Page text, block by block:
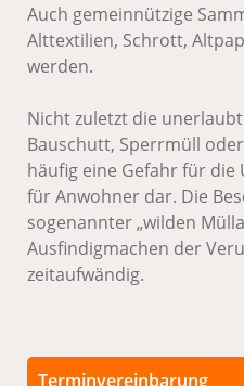
Auch gemeinnützige
Alttextilien, Schrott,
werden.
Nicht zuletzt die
Bauschutt, Sperrmüll
häufig eine Gefahr für
für Anwohner dar. Die
sogenannter „wilden
Ausfindigmachen der
zeitaufwändig.
Terminvereinbarung